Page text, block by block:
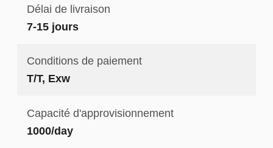
Délai de livraison
7-15 jours
Conditions de paiement
T/T, Exw
Capacité d'approvisionnement
1000/day